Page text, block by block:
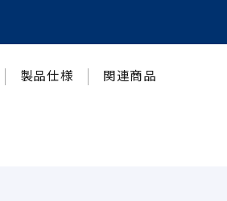
製品仕様 関連商品